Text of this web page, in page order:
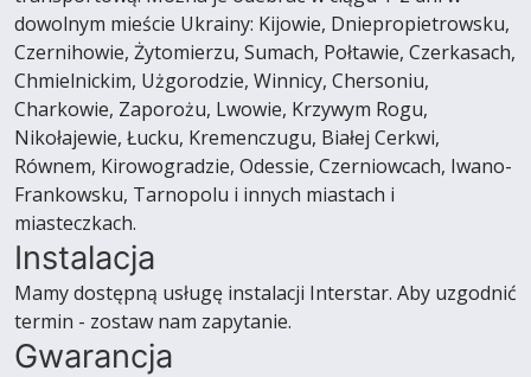
dowolnym mieście Ukrainy: Kijowie, Dniepropietrowsku,
Czernihowie, Żytomierzu, Sumach, Połtawie, Czerkasach,
Chmielnickim, Użgorodzie, Winnicy, Chersoniu,
Charkowie, Zaporożu, Lwowie, Krzywym Rogu,
Nikołajewie, Łucku, Kremenczugu, Białej Cerkwi,
Równem, Kirowogradzie, Odessie, Czerniowcach, Iwano-
Frankowsku, Tarnopolu i innych miastach i
miasteczkach.
Instalacja
Mamy dostępną usługę instalacji Interstar. Aby uzgodnić
termin - zostaw nam zapytanie.
Gwarancja